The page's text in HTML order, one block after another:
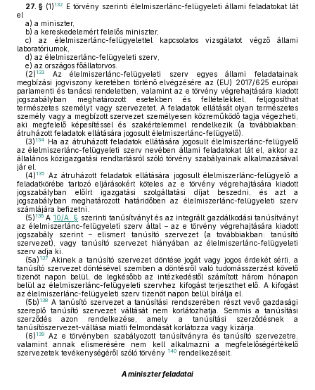
27. § (1) 132
E törvény szerinti élelmiszerlánc-felügyeleti állami feladatokat lát
el
a) a miniszter,
b) a kereskedelemért felelős miniszter,
c) az élelmiszerlánc-felügyelettel kapcsolatos vizsgálatot végző állami
laboratóriumok,
d) az élelmiszerlánc-felügyeleti szerv,
e) az országos főállatorvos.
(2) 133
Az élelmiszerlánc-felügyeleti szerv egyes állami feladatainak
megbízási jogviszony keretében történő elvégzésére az (EU) 2017/625 európai
parlamenti és tanácsi rendeletben, valamint az e törvény végrehajtására kiadott
jogszabályban meghatározott esetekben és feltételekkel, feljogosíthat
természetes személyt vagy szervezetet. A feladatok ellátását olyan természetes
személy vagy a megbízott szervezet személyesen közreműködő tagja végezheti,
aki megfelelő képesítéssel és szakértelemmel rendelkezik (a továbbiakban:
átruházott feladatok ellátására jogosult élelmiszerlánc-felügyelő).
(3) 134
Ha az átruházott feladatok ellátására jogosult élelmiszerlánc-felügyelő
az élelmiszerlánc-felügyeleti szerv nevében állami feladatokat lát el, akkor az
általános közigazgatási rendtartásról szóló törvény szabályainak alkalmazásával
jár el.
(4) 135
Az átruházott feladatok ellátására jogosult élelmiszerlánc-felügyelő a
feladatkörébe tartozó eljárásokért köteles az e törvény végrehajtására kiadott
jogszabályban előírt igazgatási szolgáltatási díjat beszedni, és azt a
jogszabályban meghatározott határidőben az élelmiszerlánc-felügyeleti szerv
számlájára befizetni.
(5) 136 A 10/A. § szerinti tanúsítványt és az integrált gazdálkodási tanúsítványt
az élelmiszerlánc-felügyeleti szerv által – az e törvény végrehajtására kiadott
jogszabály szerint – elismert tanúsító szervezet (a továbbiakban: tanúsító
szervezet), vagy tanúsító szervezet hiányában az élelmiszerlánc-felügyeleti
szerv adja ki.
(5a) 137 Akinek a tanúsító szervezet döntése jogát vagy jogos érdekét sérti, a
tanúsító szervezet döntésével szemben a döntésről való tudomásszerzést követő
tizenöt napon belül, de legkésőbb az intézkedéstől számított három hónapon
belül az élelmiszerlánc-felügyeleti szervhez kifogást terjeszthet elő. A kifogást
az élelmiszerlánc-felügyeleti szerv tizenöt napon belül bírálja el.
(5b) 138 A tanúsító szervezet a tanúsítási rendszerében részt vevő gazdasági
szereplő tanúsító szervezet váltását nem korlátozhatja. Semmis a tanúsítási
szerződés azon rendelkezése, amely a tanúsítási szerződésnek a
tanúsítószervezet-váltása miatti felmondását korlátozza vagy kizárja.
(6) 139
Az e törvényben szabályozott tanúsítványra és tanúsító szervezetre,
valamint annak elismerésére nem kell alkalmazni a megfelelőségértékelő
szervezetek tevékenységéről szóló törvény 140 rendelkezéseit.
A miniszter feladatai